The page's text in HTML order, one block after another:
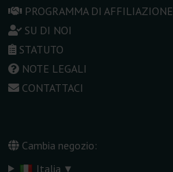
PROGRAMMA DI AFFILIAZIONE
SU DI NOI
STATUTO
NOTE LEGALI
CONTATTACI
Cambia negozio:
Italia ▾